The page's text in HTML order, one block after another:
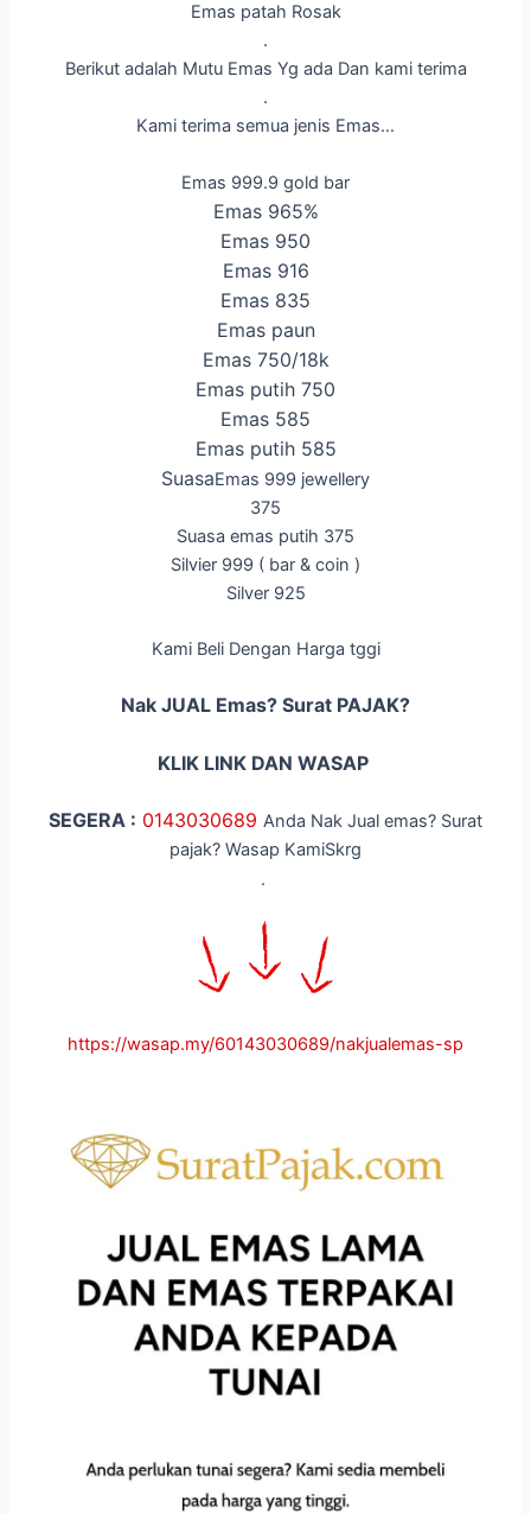
Emas patah Rosak
.
Berikut adalah Mutu Emas Yg ada Dan kami terima
.
Kami terima semua jenis Emas…
Emas 999.9 gold bar
Emas 965%
Emas 950
Emas 916
Emas 835
Emas paun
Emas 750/18k
Emas putih 750
Emas 585
Emas putih 585
SuasaEmas 999 jewellery
375
Suasa emas putih 375
Silvier 999 ( bar & coin )
Silver 925
Kami Beli Dengan Harga tggi
Nak JUAL Emas? Surat PAJAK?
KLIK LINK DAN WASAP
SEGERA : 0143030689 Anda Nak Jual emas? Surat
pajak? Wasap KamiSkrg
.
https://wasap.my/60143030689/nakjualemas-sp